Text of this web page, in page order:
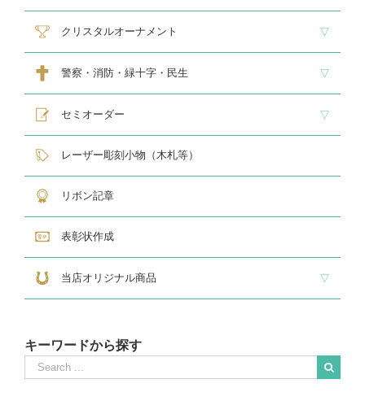
スタンダードメダル
大きなメダル(70mmφ～)
レリーフ式勲章型メダル
オリジナルメダル
メダルケース
クリスタルオーナメント
スタンダードクリスタル１
スタンダードクリスタル２
ゴルフ専用クリスタル
警察・消防・緑十字・民生
レリーフ交換式各種
民生・緑十字専用楯
自衛隊専用
警察消防関連メダル
セミオーダー
サンドブラスト
レーザー彫刻楯
フルカラーダイレクトプリント
インクジェットプリントエポ
オリジナル木札
レーザー彫刻小物（木札等）
リボン記章
表彰状作成
当店オリジナル商品
キーワードから探す
Search
for: